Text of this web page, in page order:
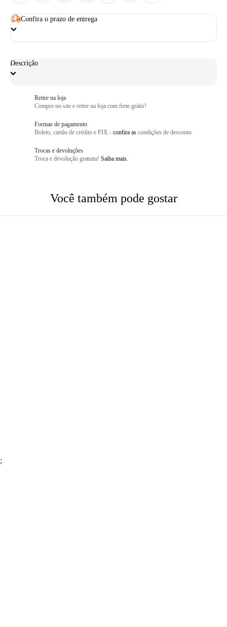
Confira o prazo de entrega
Descrição
Retire na loja
Compre no site e retire na loja com frete grátis!
Formas de pagamento
Boleto, cartão de crédito e PIX - confira as condições de desconto
Trocas e devoluções
Troca e devolução gratuita! Saiba mais.
Você também pode gostar
;